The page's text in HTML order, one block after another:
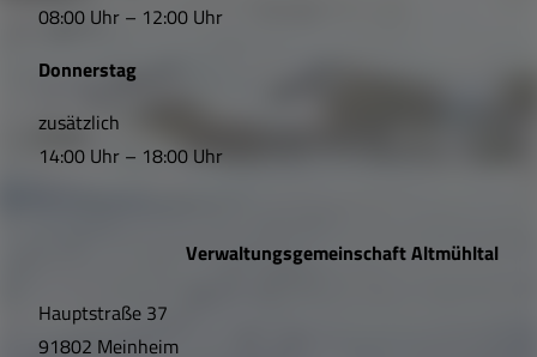
n
k
s
f
08:00 Uhr – 12:00 Uhr
Donnerstag
zusätzlich
14:00 Uhr – 18:00 Uhr
Verwaltungsgemeinschaft Altmühltal
Hauptstraße 37
91802 Meinheim